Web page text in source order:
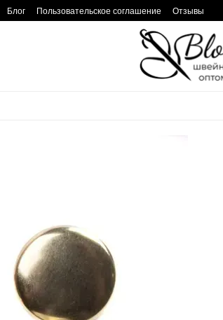
Блог Пользовательское соглашение Отзывы